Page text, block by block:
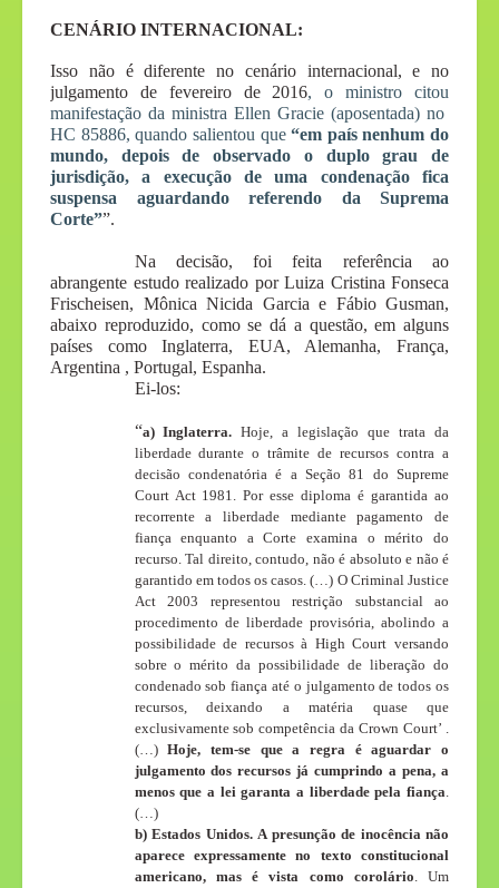
CENÁRIO INTERNACIONAL:
Isso não é diferente no cenário internacional, e no
julgamento de fevereiro de 2016, o ministro citou
manifestação da ministra Ellen Gracie (aposentada) no
HC 85886, quando salientou que“em país nenhum do
mundo, depois de observado o duplo grau de
jurisdição, a execução de uma condenação fica
suspensa aguardando referendo da Suprema
Corte””.
Na decisão, foi feita referência ao
abrangente estudo realizado por Luiza Cristina Fonseca
Frischeisen, Mônica Nicida Garcia e Fábio Gusman,
abaixo reproduzido, como se dá a questão, em alguns
países como Inglaterra, EUA, Alemanha, França,
Argentina , Portugal, Espanha.
Ei-los:
“a) Inglaterra. Hoje, a legislação que trata da
liberdade durante o trâmite de recursos contra a
decisão condenatória é a Seção 81 do Supreme
Court Act 1981. Por esse diploma é garantida ao
recorrente a liberdade mediante pagamento de
fiança enquanto a Corte examina o mérito do
recurso. Tal direito, contudo, não é absoluto e não é
garantido em todos os casos. (…) O Criminal Justice
Act 2003 representou restrição substancial ao
procedimento de liberdade provisória, abolindo a
possibilidade de recursos à High Court versando
sobre o mérito da possibilidade de liberação do
condenado sob fiança até o julgamento de todos os
recursos, deixando a matéria quase que
exclusivamente sob competência da Crown Court’ .
(…)Hoje, tem-se que a regra é aguardar o
julgamento dos recursos já cumprindo a pena, a
menos que a lei garanta a liberdade pela fiança.
(…)
b) Estados Unidos. A presunção de inocência não
aparece expressamente no texto constitucional
americano, mas é vista como corolário. Um